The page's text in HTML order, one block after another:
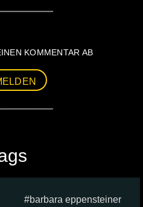
KOMMENTAR AB
barbara eppensteiner